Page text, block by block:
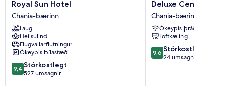
Royal
Sun
Hotel
Chania-
bærinn
Royal Sun Hotel
Chania-bærinn
Laug
Heilsulind
Flugvallarflutningur
Ókeypis bílastæði
9.4
af
9,4 Stórkostlegt
527 umsagnir
Deluxe
Center
Suites
Chania-
bærinn
Deluxe Center
Chania-bærinn
Ókeypis þráðlaust net
Loftkæling
9.6
af
9,6 Stórkostlegt
24 umsagnir